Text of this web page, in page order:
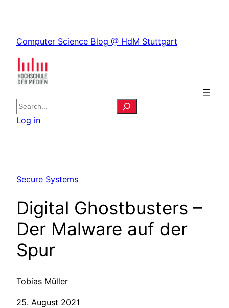
content
Computer Science Blog @ HdM Stuttgart
S
e
Log in
Secure Systems
Digital Ghostbusters –
Der Malware auf der
Spur
Tobias Müller
25. August 2021